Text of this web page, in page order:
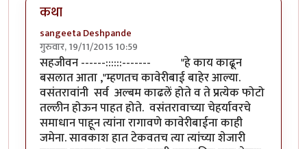
कथा
sangeeta Deshpande
गुरुवार, 19/11/2015 10:59
सहजीवन ------::::::------- "हे काय काढून
बसलात आता ,"म्हणतच कावेरीबाई बाहेर आल्या.
वसंतरावांनी सर्व अल्बम काढलें होते व ते प्रत्येक फोटो
तल्लीन होऊन पाहत होते. वसंतरावाच्या चेहर्यावरचे
समाधान पाहून त्यांना रागावणे कावेरीबाईना काही
जमेना. सावकाश हात टेकवतच त्या त्यांच्या शेजारी